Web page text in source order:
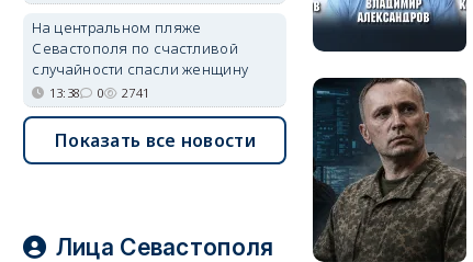
На центральном пляже
Севастополя по счастливой
случайности спасли женщину
13:38 0 2741
Показать все новости
Лица Севастополя